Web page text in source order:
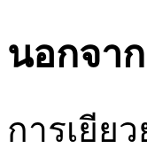
นอกจา
การเยีย